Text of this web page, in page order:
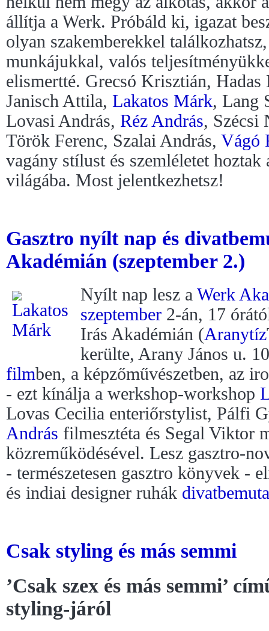
állítja a Werk. Próbáld ki, igazat
olyan szakemberekkel
munkájukkal, valós
elismertté. Grecsó Krisztián,
Janisch Attila, Lakatos Márk, Lang
Lovasi András, Réz András, Szécsi
Török Ferenc, Szalai András, Vágó
vagány stílust és szemléletet hoztak
világába. Most jelentkezhetsz!
Gasztro nyílt nap és
Akadémián (szeptember 2.)
Nyílt nap lesz a Werk
szeptember 2-án, 17
Irás Akadémián (Aranytíz
kerülte, Arany János u.
filmben, a képzőművészetben, az
- ezt kínálja a werkshop-workshop
Lovas Cecilia enteriőrstylist, Pálfi
András filmesztéta és Segal Viktor
közreműködésével. Lesz gasztro-
- természetesen gasztro könyvek -
és indiai designer ruhák
Csak styling és más semmi
’Csak szex és más semmi’
styling-járól